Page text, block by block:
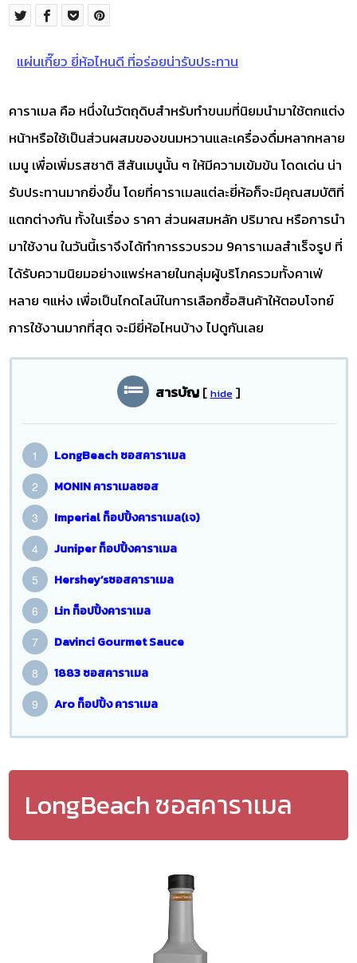
แผ่นเกี๊ยว ยี่ห้อไหนดี ที่อร่อยน่ารับประทาน
คาราเมล คือ หนึ่งในวัตถุดิบสำหรับทำขนมที่นิยมนำมาใช้ตกแต่ง
หน้าหรือใช้เป็นส่วนผสมของขนมหวานและเครื่องดื่มหลากหลาย
เมนู เพื่อเพิ่มรสชาติ สีสันเมนูนั้น ๆ ให้มีความเข้มข้น โดดเด่น น่า
รับประทานมากยิ่งขึ้น โดยที่คาราเมลแต่ละยี่ห้อก็จะมีคุณสมบัติที่
แตกต่างกัน ทั้งในเรื่อง ราคา ส่วนผสมหลัก ปริมาณ หรือการนำ
มาใช้งาน ในวันนี้เราจึงได้ทำการรวบรวม 9คาราเมลสำเร็จรูป ที่
ได้รับความนิยมอย่างแพร่หลายในกลุ่มผู้บริโภครวมทั้งคาเฟ่
หลาย ๆแห่ง เพื่อเป็นไกดไลน์ในการเลือกซื้อสินค้าให้ตอบโจทย์
การใช้งานมากที่สุด จะมียี่ห้อไหนบ้าง ไปดูกันเลย
สารบัญ [ hide ]
LongBeach ซอสคาราเมล
MONIN คาราเมลซอส
Imperial ท็อปปิ้งคาราเมล(เจ)
Juniper ท็อปปิ้งคาราเมล
Hershey’sซอสคาราเมล
Lin ท็อปปิ้งคาราเมล
Davinci Gourmet Sauce
1883 ซอสคาราเมล
Aro ท็อปปิ้ง คาราเมล
LongBeach ซอสคาราเมล